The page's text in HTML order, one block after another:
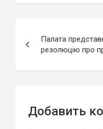
по
записям
Палата
резолюцію про
Добавить